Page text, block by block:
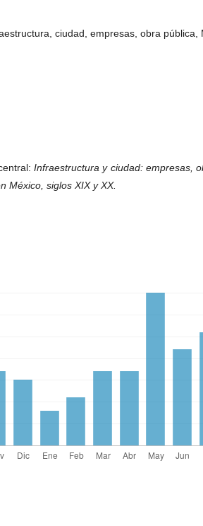
ciudad, empresas, obra pública,
Infraestructura y ciudad: empresas,
México, siglos XIX y XX.